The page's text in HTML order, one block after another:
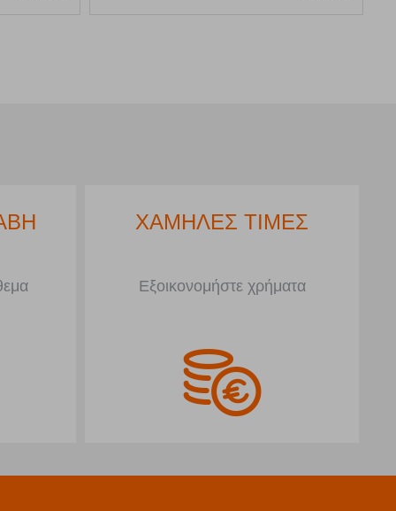
ΑΜΕΣΗ ΠΑΡΑΛΑΒΗ
Στα προϊόντα με απόθεμα